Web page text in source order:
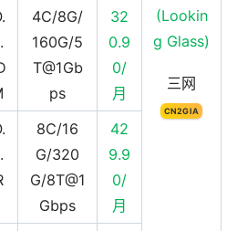
(Lookin
g Glass)
三网
CN2GIA
4C/8G/
160G/5
T@1Gb
ps
32
0.9
0/
月
8C/16
G/320
G/8T@1
Gbps
42
9.9
0/
月